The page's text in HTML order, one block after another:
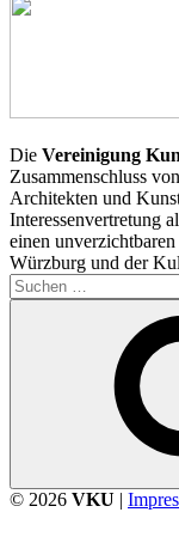
Die Vereinigung
Zusammenschluss
Architekten und
Interessenvertretung
einen
Würzburg und der
Suchen
nach:
© 2026 VKU |